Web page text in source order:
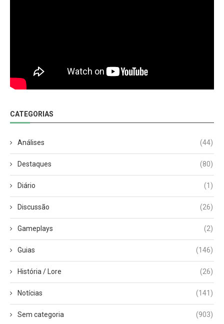
CATEGORIAS
Análises (44)
Destaques (80)
Diário (1)
Discussão (26)
Gameplays (2)
Guias (146)
História / Lore (26)
Notícias (141)
Sem categoria (903)